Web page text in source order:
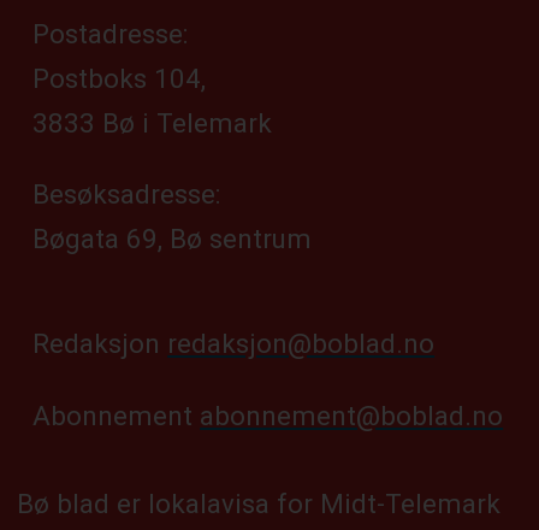
Postadresse:
Postboks 104,
3833 Bø i Telemark
Besøksadresse:
Bøgata 69, Bø sentrum
Redaksjon redaksjon@boblad.no
Abonnement abonnement@boblad.no
Bø blad er lokalavisa for Midt-Telemark